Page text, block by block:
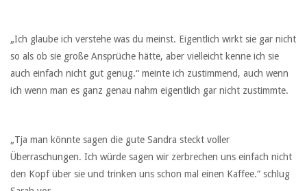
„Ich glaube ich verstehe was du meinst. Eigentlich wirkt sie gar nicht
so als ob sie große Ansprüche hätte, aber vielleicht kenne ich sie
auch einfach nicht gut genug.“ meinte ich zustimmend, auch wenn
ich wenn man es ganz genau nahm eigentlich gar nicht zustimmte.
„Tja man könnte sagen die gute Sandra steckt voller
Überraschungen. Ich würde sagen wir zerbrechen uns einfach nicht
den Kopf über sie und trinken uns schon mal einen Kaffee.“ schlug